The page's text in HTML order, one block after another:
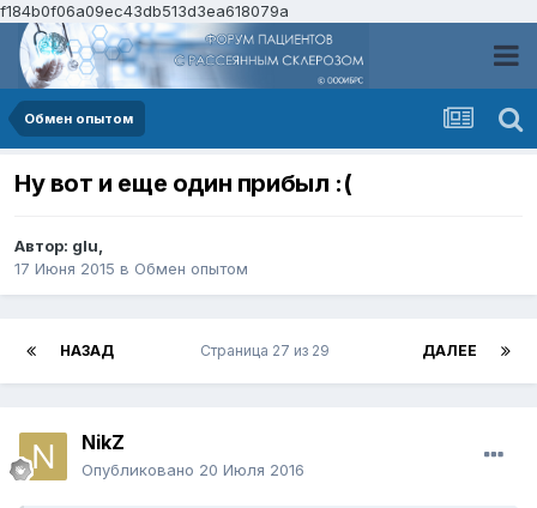
f184b0f06a09ec43db513d3ea618079a
Обмен опытом
Ну вот и еще один прибыл :(
Автор: glu,
17 Июня 2015 в Обмен опытом
НАЗАД ДАЛЕЕ
Страница 27 из 29
NikZ
Опубликовано 20 Июля 2016